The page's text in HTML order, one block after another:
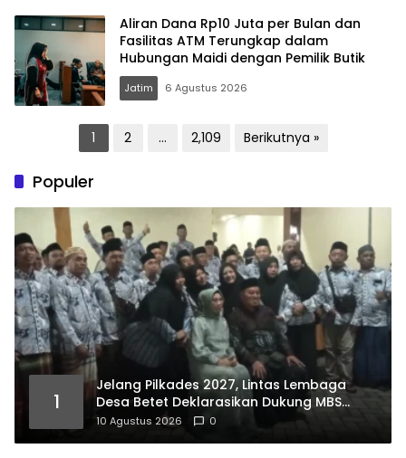
Aliran Dana Rp10 Juta per Bulan dan
Fasilitas ATM Terungkap dalam
Hubungan Maidi dengan Pemilik Butik
Jatim 6 Agustus 2026
Paginasi1 2 … 2,109 Berikutnya »
Populer
1
Jelang Pilkades 2027, Lintas Lembaga
Desa Betet Deklarasikan Dukung MBS
100%, Ini Faktanya…
10 Agustus 2026 0